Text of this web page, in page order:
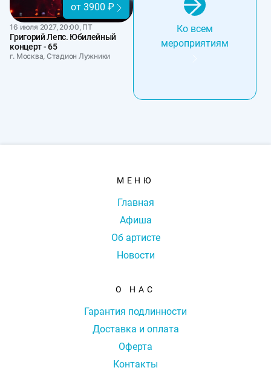
от 3900 ₽
16 июля 2027, 20:00, ПТ
Григорий Лепс. Юбилейный
концерт - 65
г. Москва, Стадион Лужники
Ко всем
мероприятиям
МЕНЮ
Главная
Афиша
Об артисте
Новости
О НАС
Гарантия подлинности
Доставка и оплата
Оферта
Контакты